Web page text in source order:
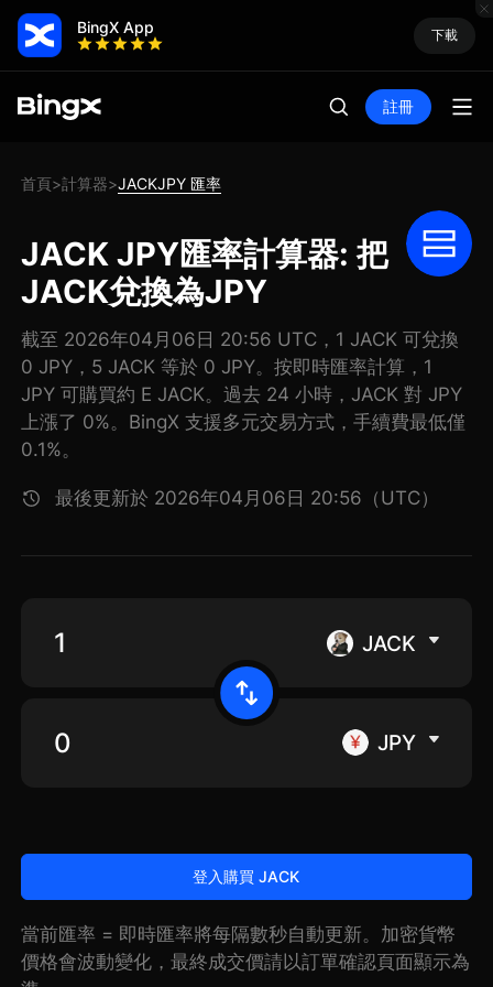
BingX App 下載
註冊
首頁>計算器>JACKJPY 匯率
JACK JPY匯率計算器: 把
JACK兌換為JPY
截至 2026年04月06日 20:56 UTC，1 JACK 可兌換
0 JPY，5 JACK 等於 0 JPY。按即時匯率計算，1
JPY 可購買約 E JACK。過去 24 小時，JACK 對 JPY
上漲了 0%。BingX 支援多元交易方式，手續費最低僅
0.1%。
最後更新於 2026年04月06日 20:56（UTC）
JACK
JPY
登入購買 JACK
當前匯率 = 即時匯率將每隔數秒自動更新。加密貨幣
價格會波動變化，最終成交價請以訂單確認頁面顯示為